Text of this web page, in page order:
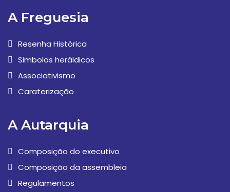
A Freguesia
Resenha Histórica
Simbolos heráldicos
Associativismo
Caraterização
A Autarquia
Composição do executivo
Composição da assembleia
Regulamentos